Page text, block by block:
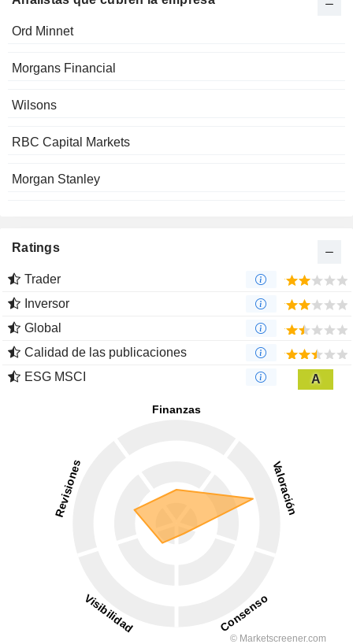
Ord Minnet
Morgans Financial
Wilsons
RBC Capital Markets
Morgan Stanley
Ratings
Trader
Inversor
Global
Calidad de las publicaciones
ESG MSCI
A